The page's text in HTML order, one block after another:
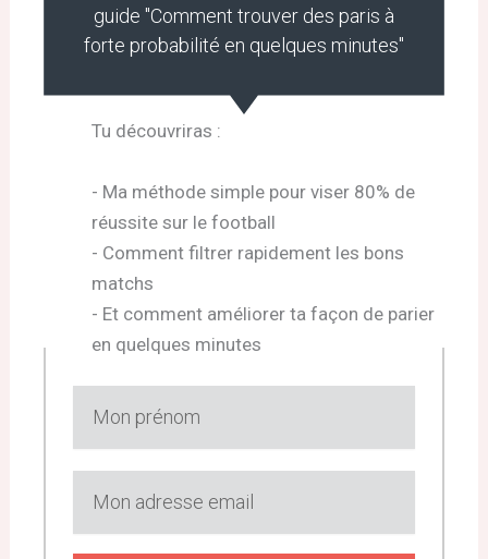
guide "Comment trouver des paris à
forte probabilité en quelques minutes"
Tu découvriras :
- Ma méthode simple pour viser 80% de
réussite sur le football
- Comment filtrer rapidement les bons
matchs
- Et comment améliorer ta façon de parier
en quelques minutes